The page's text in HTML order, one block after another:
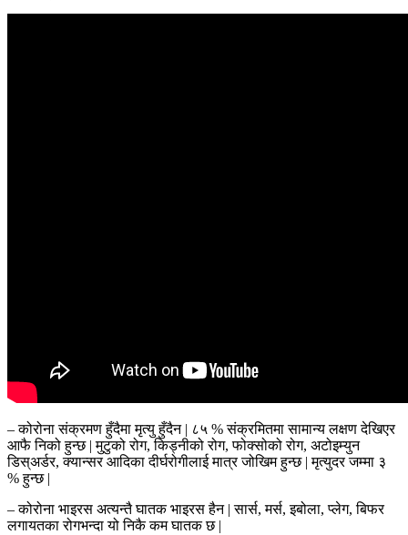
– कोरोना संक्रमण हुँदैमा मृत्यु हुँदैन | ८५ % संक्रमितमा सामान्य लक्षण देखिएर
आफै निको हुन्छ | मुटुको रोग, किड्नीको रोग, फोक्सोको रोग, अटोइम्युन
डिस्अर्डर, क्यान्सर आदिका दीर्घरोगीलाई मात्र जोखिम हुन्छ | मृत्युदर जम्मा ३
% हुन्छ |
– कोरोना भाइरस अत्यन्तै घातक भाइरस हैन | सार्स, मर्स, इबोला, प्लेग, बिफर
लगायतका रोगभन्दा यो निकै कम घातक छ |